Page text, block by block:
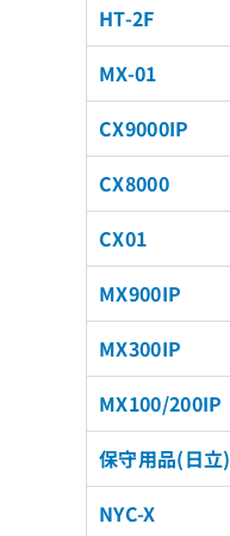
HT-2F
MX-01
CX9000IP
CX8000
CX01
MX900IP
MX300IP
MX100/200IP
保守用品(日立)
NYC-X